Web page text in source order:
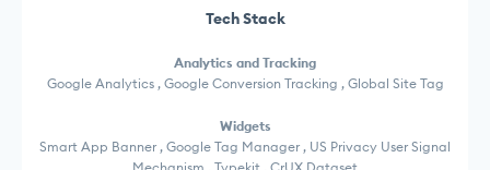
Tech Stack
Analytics and Tracking
Google Analytics , Google Conversion Tracking , Global Site Tag
Widgets
Smart App Banner , Google Tag Manager , US Privacy User Signal